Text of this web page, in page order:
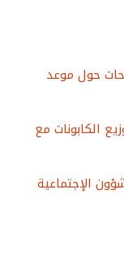
حول موعد
الكابونات مع
الإجتماعية